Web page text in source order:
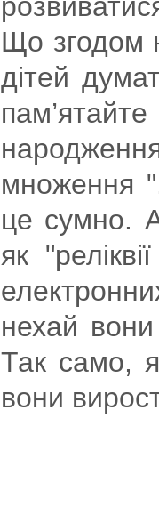
Що згодом
дітей
множення
це сумно.
як
нехай
Так само,
вони